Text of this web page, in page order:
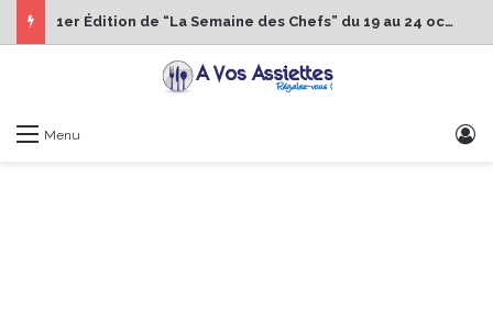
1er Édition de “La Semaine des Chefs” du 19 au 24 octobre 2026
Menu